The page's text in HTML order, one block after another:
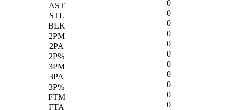
0
0
0
0
0
0
0
0
0
0
0